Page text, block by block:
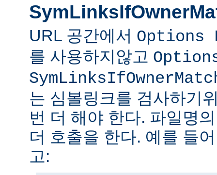
URL 공간에서 Options
를 사용하지않고
는 심볼링크를 검사하기
번 더 해야 한다. 파일명
더 호출을 한다. 예를 들
고: